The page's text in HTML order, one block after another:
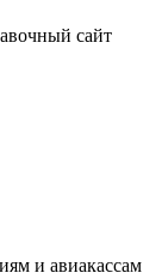
сайт
и авиакассам